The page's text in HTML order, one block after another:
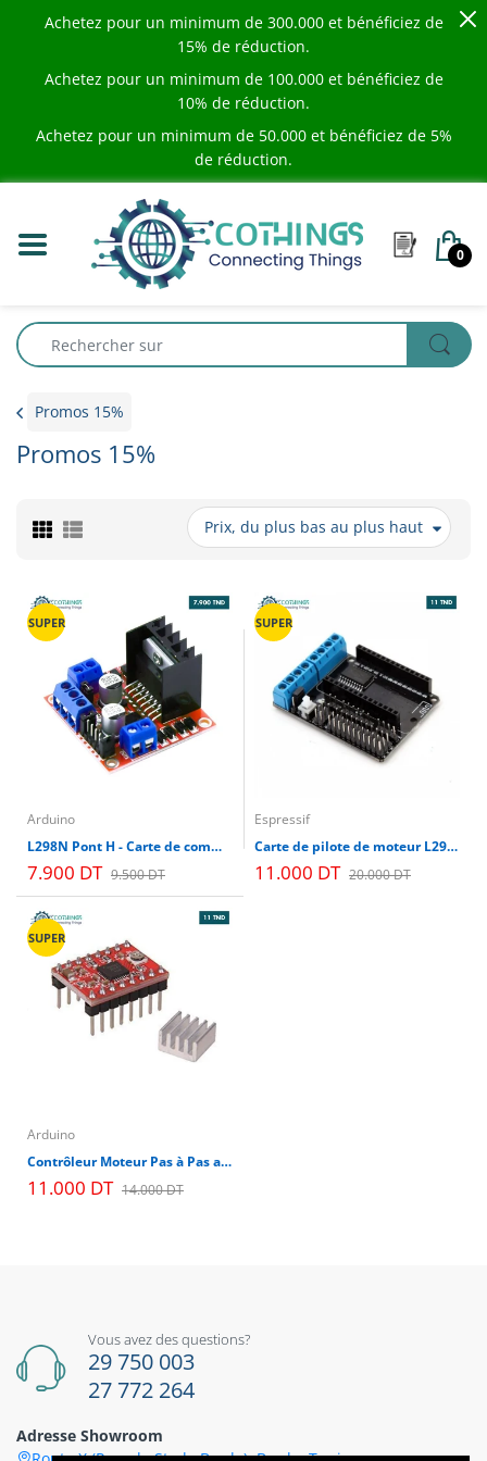
Achetez pour un minimum de 300.000et bénéficiez de
15% de réduction.
Achetez pour un minimum de 100.000et bénéficiez de
10% de réduction.
Achetez pour un minimum de 50.000et bénéficiez de 5%
de réduction.
0
Promos 15%
Promos 15%
Prix, du plus bas au plus haut
SUPER
Arduino
L298N Pont H - Carte de commande de moteur
7.900 DT 9.500 DT
SUPER
Espressif
Carte de pilote de moteur L293D pour NodeMcu WiFi ESP8266 Lua ESP12E
11.000 DT 20.000 DT
SUPER
Arduino
Contrôleur Moteur Pas à Pas avec A4988 - 2,0
11.000 DT 14.000 DT
Vous avez des questions?
29 750 003
27 772 264
Adresse Showroom